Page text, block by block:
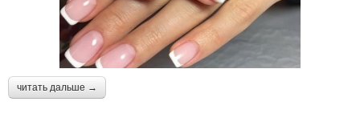
читать дальше →